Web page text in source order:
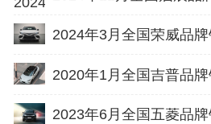
2024年3月全国荣威品
2020年1月全国吉普品
2023年6月全国五菱品